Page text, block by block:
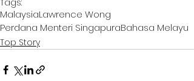
Tags:
MalaysiaLawrence Wong
Perdana Menteri SingapuraBahasa Melayu
Top Story